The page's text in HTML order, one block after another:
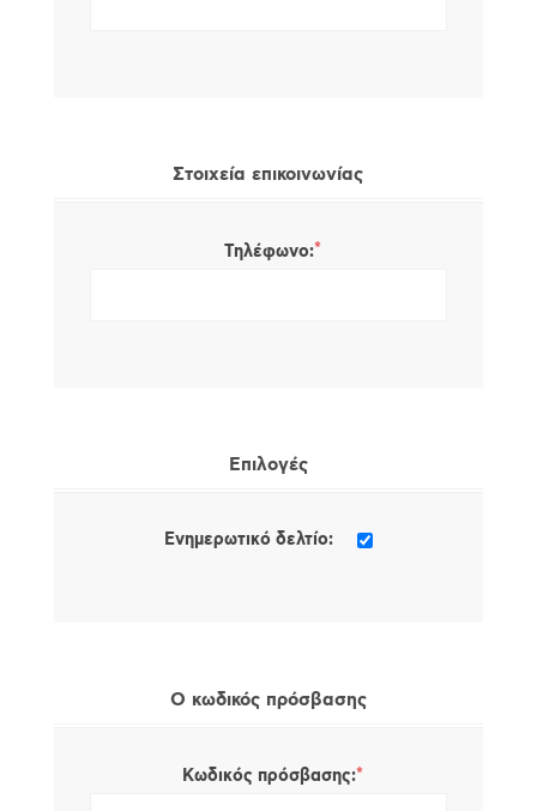
Στοιχεία επικοινωνίας
Τηλέφωνο:*
Επιλογές
Ενημερωτικό δελτίο:
Ο κωδικός πρόσβασης
Κωδικός πρόσβασης:*